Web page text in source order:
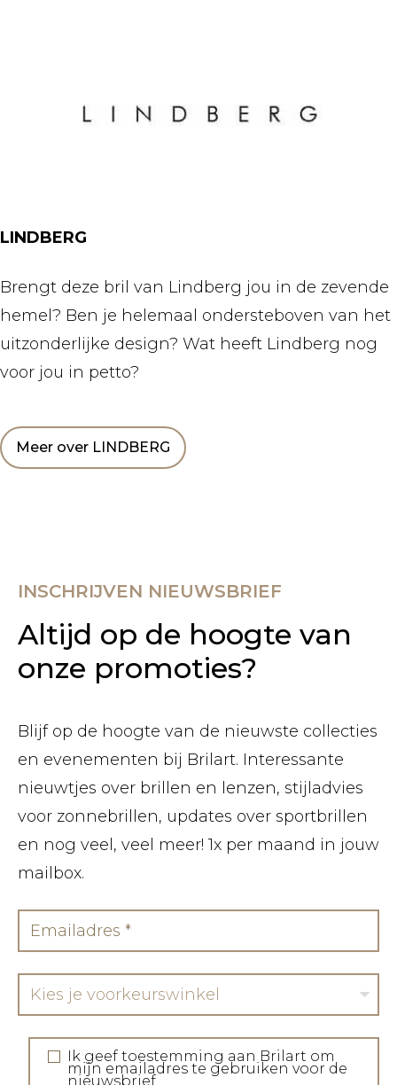
LINDBERG
Brengt deze bril van Lindberg jou in de zevende
hemel? Ben je helemaal ondersteboven van het
uitzonderlijke design? Wat heeft Lindberg nog
voor jou in petto?
Meer over LINDBERG
INSCHRIJVEN NIEUWSBRIEF
Altijd op de hoogte van
onze promoties?
Blijf op de hoogte van de nieuwste collecties
en evenementen bij Brilart. Interessante
nieuwtjes over brillen en lenzen, stijladvies
voor zonnebrillen, updates over sportbrillen
en nog veel, veel meer! 1x per maand in jouw
mailbox.
Kies je voorkeurswinkel
Ik geef toestemming aan Brilart om
mijn emailadres te gebruiken voor de
nieuwsbrief